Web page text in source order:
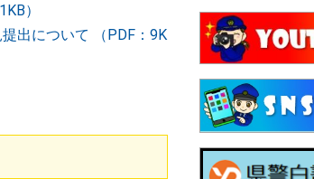
）
出について （PDF：9K